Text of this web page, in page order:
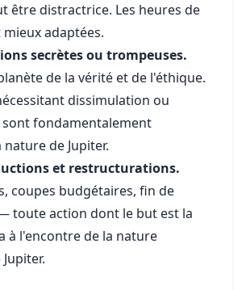
être distractrice. Les heures de
adaptées.
secrètes ou trompeuses.
de la vérité et de l'éthique.
dissimulation ou
fondamentalement
de Jupiter.
et restructurations.
coupes budgétaires, fin de
toute action dont le but est la
à l'encontre de la nature